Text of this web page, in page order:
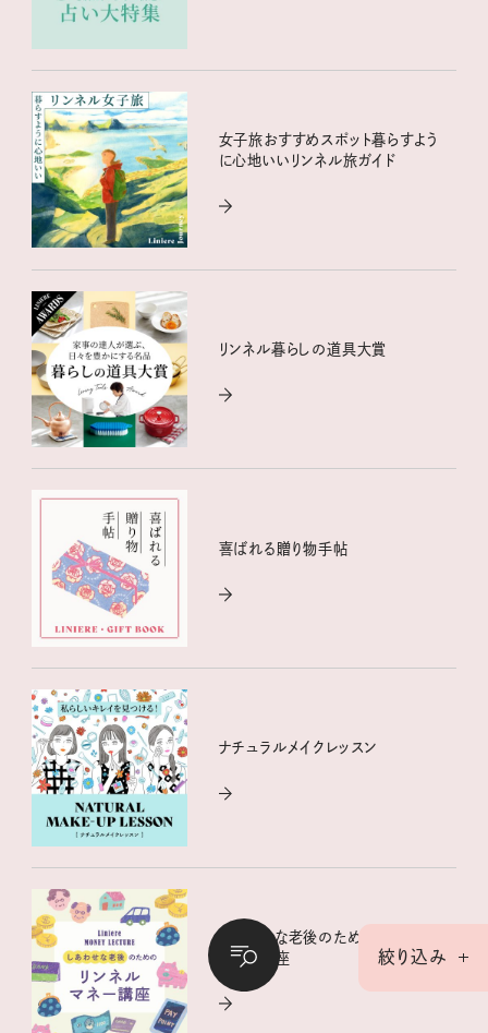
女子旅おすすめスポット暮らすよう
に心地いいリンネル旅ガイド
リンネル暮らしの道具大賞
喜ばれる贈り物手帖
ナチュラルメイクレッスン
しあわせな老後のためのリンネル
マネー講座
絞り込み